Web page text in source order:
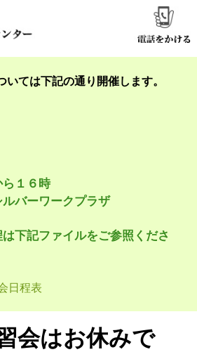
ては下記の通り開催します。
１６時
バーワークプラザ
下記ファイルをご参照くださ
日程表
会はお休みで